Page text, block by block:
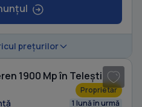
prețurilor
1900 Mp în Telești
Proprietar
1 lună în urmă